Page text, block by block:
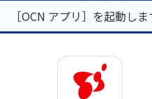
OCN サービス一覧
［OCN アプリ］を起動しま